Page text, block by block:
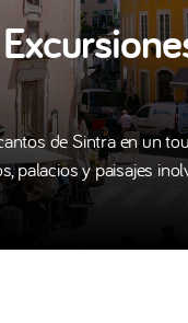
de Sintra en un
palacios y paisajes